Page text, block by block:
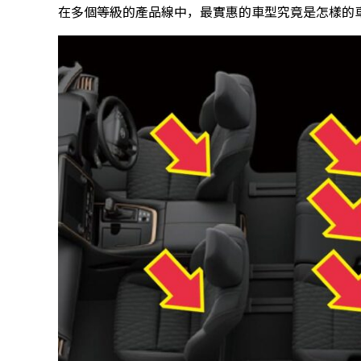
在多個等級的產品線中，最實惠的車型究竟是怎樣的